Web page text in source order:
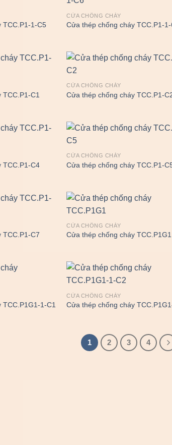
TCC.P1-1-C5
CỬA CHỐNG CHÁY
Cửa thép chống cháy TCC.P1-1-
C1
CỬA CHỐNG CHÁY
Cửa thép chống cháy TCC.P1-
TCC.P1-C4
CỬA CHỐNG CHÁY
Cửa thép chống cháy TCC.P1-
TCC.P1-C7
CỬA CHỐNG CHÁY
Cửa thép chống cháy TCC.P1G1
1-C1
CỬA CHỐNG CHÁY
Cửa thép chống cháy
1 2 3 4